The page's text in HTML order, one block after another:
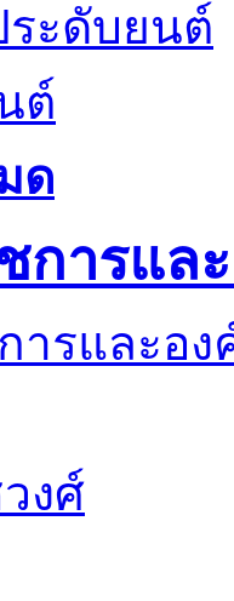
ระดับยนต์
ต์
ด
การแล
งศ์